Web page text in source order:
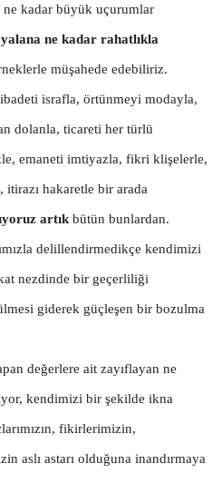
ne kadar büyük uçurumlar
ne kadar rahatlıkla
müşahede edebiliriz.
ibadeti israfla, örtünmeyi modayla,
dolanla, ticareti her türlü
emaneti imtiyazla, fikri klişelerle,
hakaretle bir arada
artık bütün bunlardan.
delillendirmedikçe kendimizi
nezdinde bir geçerliliği
giderek güçleşen bir bozulma
değerlere ait zayıflayan ne
kendimizi bir şekilde ikna
fikirlerimizin,
aslı astarı olduğuna inandırmaya